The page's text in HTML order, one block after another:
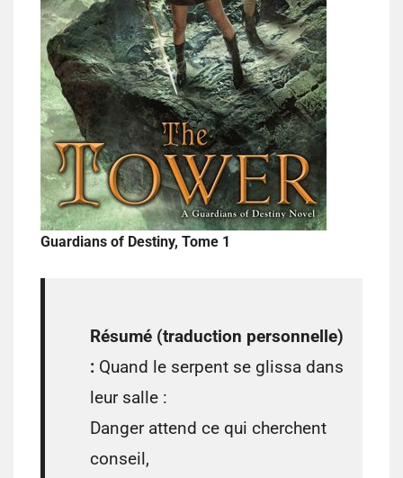
Guardians of Destiny, Tome 1
Résumé (traduction personnelle)
: Quand le serpent se glissa dans
leur salle :
Danger attend ce qui cherchent
conseil,